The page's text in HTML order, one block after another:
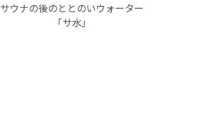
サウナの後のととのいウォーター
「サ水」